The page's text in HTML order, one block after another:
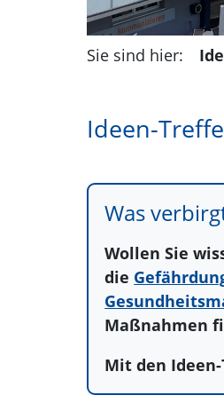
Sie sind hier:
Ideen-
Was
Wollen Sie
die
Maßnahmen
Mit den